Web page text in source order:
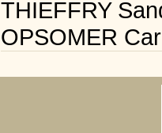
THIEFFRY
OPSOMER